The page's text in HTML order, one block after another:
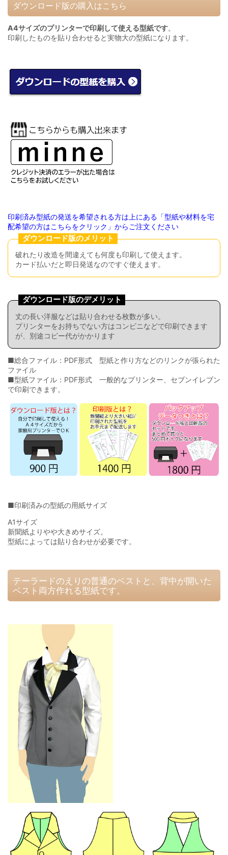
ダウンロード版の購入はこちら
A4サイズのプリンターで印刷して使える型紙です。
印刷したものを貼り合わせると実物大の型紙になります。
印刷済み型紙の発送を希望される方は上にある「型紙や材料を宅
配希望の方はこちらをクリック」からご注文ください
ダウンロード版のメリット
破れたり改造を間違えても何度も印刷して使えます。
カード払いだと即日発送なのですぐ使えます。
ダウンロード版のデメリット
丈の長い洋服などは貼り合わせる枚数が多い。
プリンターをお持ちでない方はコンビニなどで印刷できます
が、別途コピー代がかかります
■総合ファイル：PDF形式 型紙と作り方などのリンクが張られた
ファイル
■型紙ファイル：PDF形式 一般的なプリンター、セブンイレブン
で印刷できます。
■印刷済みの型紙の用紙サイズ
A1サイズ
新聞紙よりやや大きめサイズ。
型紙によっては貼り合わせが必要です。
テーラードのえりの普通のベストと、背中が開いた
ベスト両方作れる型紙です。